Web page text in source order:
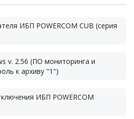
ИБП POWERCOM CUB (серия
v. 2.56 (ПО мониторинга и
к архиву "1")
ИБП POWERCOM